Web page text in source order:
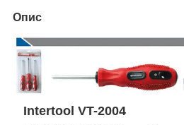
Опис
Intertool VT-2004